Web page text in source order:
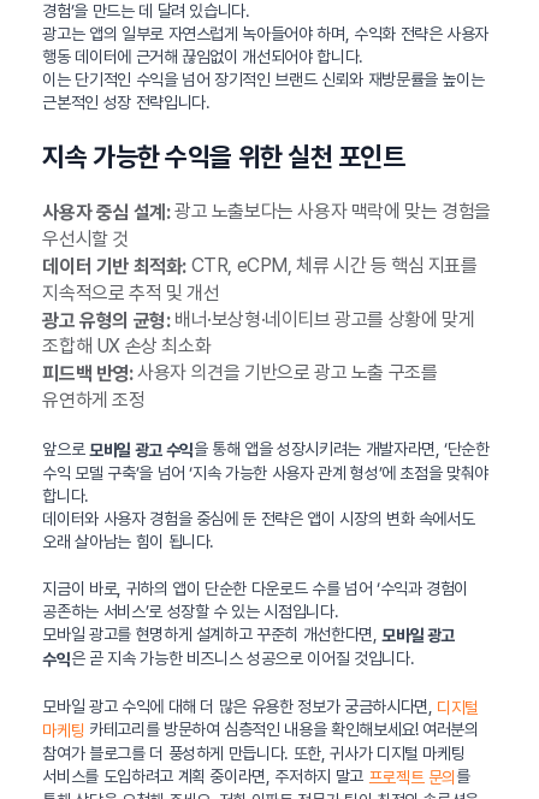
경험’을 만드는 데 달려 있습니다.
광고는 앱의 일부로 자연스럽게 녹아들어야 하며, 수익화 전략은 사용자
행동 데이터에 근거해 끊임없이 개선되어야 합니다.
이는 단기적인 수익을 넘어 장기적인 브랜드 신뢰와 재방문률을 높이는
근본적인 성장 전략입니다.
지속 가능한 수익을 위한 실천 포인트
사용자 중심 설계:광고 노출보다는 사용자 맥락에 맞는 경험을
우선시할 것
데이터 기반 최적화:CTR, eCPM, 체류 시간 등 핵심 지표를
지속적으로 추적 및 개선
광고 유형의 균형:배너·보상형·네이티브 광고를 상황에 맞게
조합해 UX 손상 최소화
피드백 반영:사용자 의견을 기반으로 광고 노출 구조를
유연하게 조정
앞으로 모바일 광고 수익을 통해 앱을 성장시키려는 개발자라면, ‘단순한
수익 모델 구축’을 넘어 ‘지속 가능한 사용자 관계 형성’에 초점을 맞춰야
합니다.
데이터와 사용자 경험을 중심에 둔 전략은 앱이 시장의 변화 속에서도
오래 살아남는 힘이 됩니다.
지금이 바로, 귀하의 앱이 단순한 다운로드 수를 넘어 ‘수익과 경험이
공존하는 서비스’로 성장할 수 있는 시점입니다.
모바일 광고를 현명하게 설계하고 꾸준히 개선한다면, 모바일 광고
수익은 곧 지속 가능한 비즈니스 성공으로 이어질 것입니다.
모바일 광고 수익에 대해 더 많은 유용한 정보가 궁금하시다면, 디지털
마케팅 카테고리를 방문하여 심층적인 내용을 확인해보세요! 여러분의
참여가 블로그를 더 풍성하게 만듭니다. 또한, 귀사가 디지털 마케팅
서비스를 도입하려고 계획 중이라면, 주저하지 말고 프로젝트 문의 를